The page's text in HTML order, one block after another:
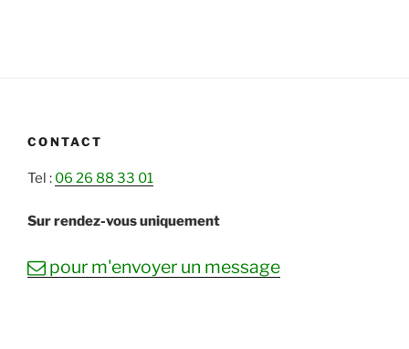
CONTACT
Tel : 06 26 88 33 01
Sur rendez-vous uniquement
mailpour m'envoyer un message